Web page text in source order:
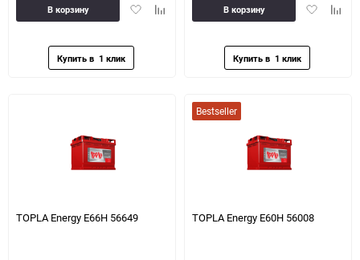
ДобавитьДобавить
В корзину
Добавить
В корзину
TOPLA Energy E66H 56649
Bestseller
TOPLA Energy E60H 56008